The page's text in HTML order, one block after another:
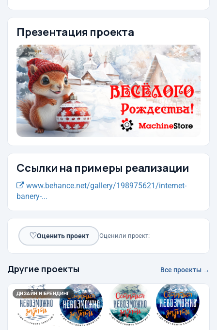
Презентация проекта
Ссылки на примеры реализации
www.behance.net/gallery/198975621/internet-
banery-...
♡Оценить проект Оценили проект:
Другие проекты Все проекты →
ДИЗАЙН И БРЕНДИНГ